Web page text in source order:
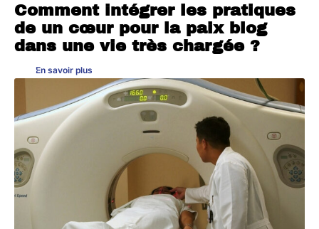
Comment intégrer les pratiques
de un cœur pour la paix blog
dans une vie très chargée ?
En savoir plus